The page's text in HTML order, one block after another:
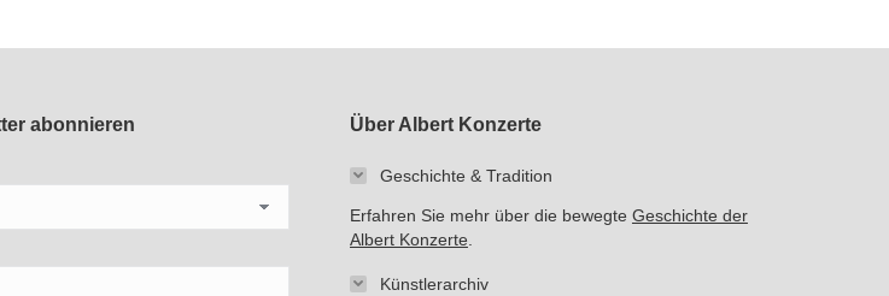
abonnieren Über Albert Konzerte
Geschichte & Tradition
Erfahren Sie mehr über die bewegte Geschichte der
Albert Konzerte
Künstlerarchiv